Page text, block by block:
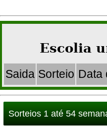
Escolia
Saida Sorteio Data
Sorteios 1 até 54